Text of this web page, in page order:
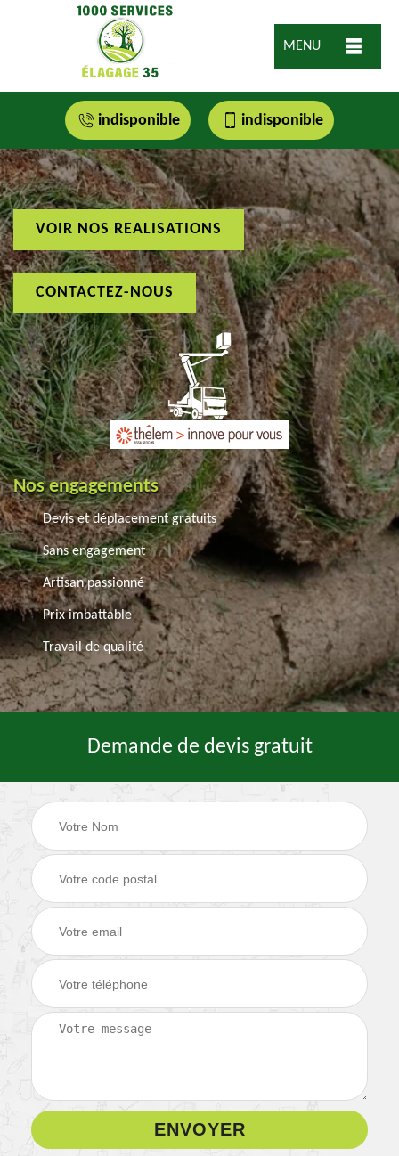
MENU
indisponible indisponible
VOIR NOS REALISATIONS
CONTACTEZ-NOUS
Nos engagements
Devis et déplacement gratuits
Sans engagement
Artisan passionné
Prix imbattable
Travail de qualité
Demande de devis gratuit